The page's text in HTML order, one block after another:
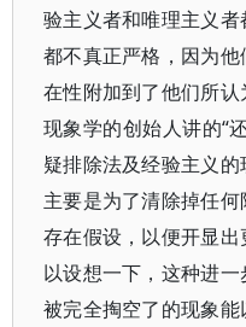
验主义者和唯理主义
都不真正严格，因为
在性附加到了他们所
现象学的创始人讲的“
疑排除法及经验主义
主要是为了清除掉任
存在假设，以便开显
以设想一下，这种进
被完全掏空了的现象